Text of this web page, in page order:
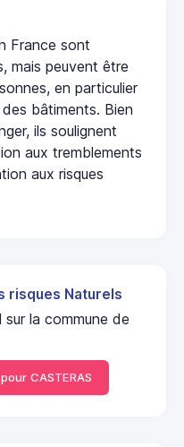
France sont
mais peuvent être
en particulier
bâtiments. Bien
ils soulignent
aux tremblements
aux risques
risques Naturels
sur la commune de
CASTERAS